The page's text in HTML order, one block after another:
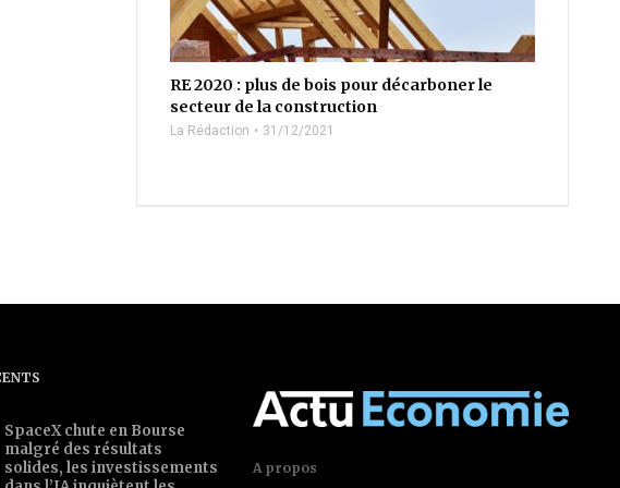
RE 2020 : plus de bois pour décarboner le
secteur de la construction
La Rédaction 31/12/2021
SpaceX chute en Bourse
malgré des résultats
solides, les investissements
A propos